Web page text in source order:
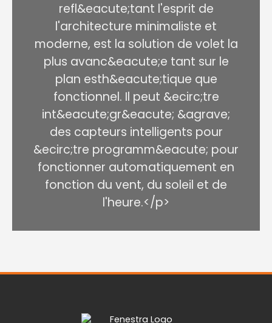
refl&eacute;tant l'esprit de
l'architecture minimaliste et
moderne, est la solution de volet la
plus avanc&eacute;e tant sur le
plan esth&eacute;tique que
fonctionnel. Il peut &ecirc;tre
int&eacute;gr&eacute; &agrave;
des capteurs intelligents pour
&ecirc;tre programm&eacute; pour
fonctionner automatiquement en
fonction du vent, du soleil et de
l'heure.</p>